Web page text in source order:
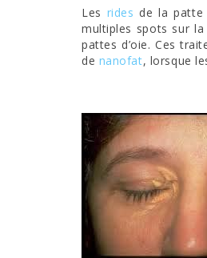
Les rides de la
multiples spots sur
pattes d’oie. Ces
de nanofat, lorsque